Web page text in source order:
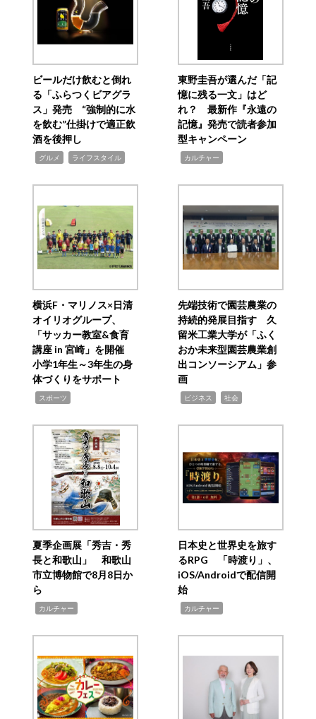
ビールだけ飲むと倒れ
る「ふらつくビアグラ
ス」発売 “強制的に水
を飲む”仕掛けで適正飲
酒を後押し
グルメ ライフスタイル
東野圭吾が選んだ「記
憶に残る一文」はど
れ？ 最新作『永遠の
記憶』発売で読者参加
型キャンペーン
カルチャー
横浜F・マリノス×日清
オイリオグループ、
「サッカー教室&食育
講座 in 宮崎」を開催
小学1年生～3年生の身
体づくりをサポート
スポーツ
先端技術で園芸農業の
持続的発展目指す 久
留米工業大学が「ふく
おか未来型園芸農業創
出コンソーシアム」参
画
ビジネス 社会
夏季企画展「秀吉・秀
長と和歌山」 和歌山
市立博物館で8月8日か
ら
カルチャー
日本史と世界史を旅す
るRPG 「時渡り」、
iOS/Androidで配信開
始
カルチャー